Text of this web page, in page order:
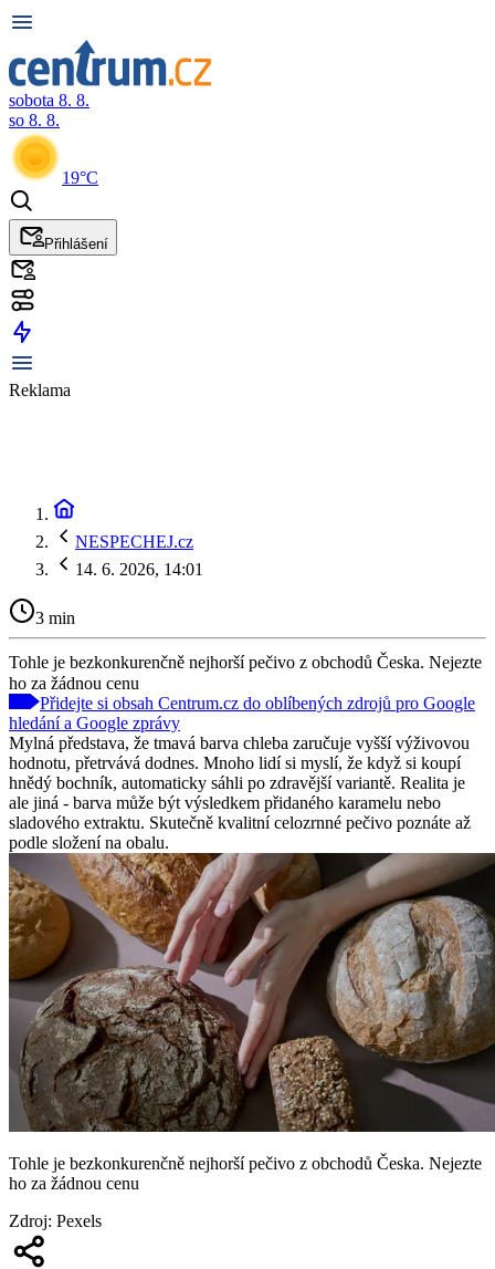
sobota 8. 8.
so 8. 8.
19°C
Přihlášení
Reklama
NESPECHEJ.cz
14. 6. 2026, 14:01
3 min
Tohle je bezkonkurenčně nejhorší pečivo z obchodů Česka. Nejezte
ho za žádnou cenu
Přidejte si obsah Centrum.cz do oblíbených zdrojů pro Google
hledání a Google zprávy
Mylná představa, že tmavá barva chleba zaručuje vyšší výživovou
hodnotu, přetrvává dodnes. Mnoho lidí si myslí, že když si koupí
hnědý bochník, automaticky sáhli po zdravější variantě. Realita je
ale jiná - barva může být výsledkem přidaného karamelu nebo
sladového extraktu. Skutečně kvalitní celozrnné pečivo poznáte až
podle složení na obalu.
Tohle je bezkonkurenčně nejhorší pečivo z obchodů Česka. Nejezte
ho za žádnou cenu
Zdroj: Pexels